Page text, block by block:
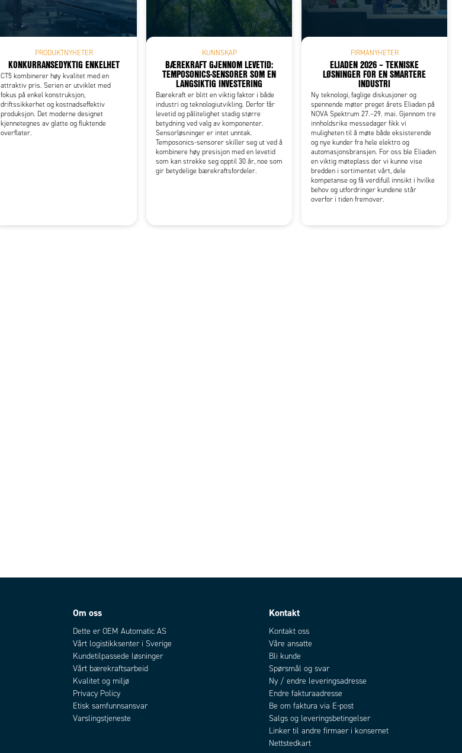
PRODUKTNYHETER
KONKURRANSEDYKTIG ENKELHET
CT5 kombinerer høy kvalitet med en
attraktiv pris. Serien er utviklet med
fokus på enkel konstruksjon,
driftssikkerhet og kostnadseffektiv
produksjon. Det moderne designet
kjennetegnes av glatte og fluktende
overflater.
KUNNSKAP
BÆREKRAFT GJENNOM LEVETID:
TEMPOSONICS-SENSORER SOM EN
LANGSIKTIG INVESTERING
Bærekraft er blitt en viktig faktor i både
industri og teknologiutvikling. Derfor får
levetid og pålitelighet stadig større
betydning ved valg av komponenter.
Sensorløsninger er intet unntak.
Temposonics-sensorer skiller seg ut ved å
kombinere høy presisjon med en levetid
som kan strekke seg opptil 30 år, noe som
gir betydelige bærekraftsfordeler.
FIRMANYHETER
ELIADEN 2026 – TEKNISKE
LØSNINGER FOR EN SMARTERE
INDUSTRI
Ny teknologi, faglige diskusjoner og
spennende møter preget årets Eliaden på
NOVA Spektrum 27.–29. mai. Gjennom tre
innholdsrike messedager fikk vi
muligheten til å møte både eksisterende
og nye kunder fra hele elektro og
automasjonsbransjen. For oss ble Eliaden
en viktig møteplass der vi kunne vise
bredden i sortimentet vårt, dele
kompetanse og få verdifull innsikt i hvilke
behov og utfordringer kundene står
overfor i tiden fremover.
Om oss
Dette er OEM Automatic AS
Vårt logistikksenter i Sverige
Kundetilpassede løsninger
Vårt bærekraftsarbeid
Kvalitet og miljø
Privacy Policy
Etisk samfunnsansvar
Varslingstjeneste
Kontakt
Kontakt oss
Våre ansatte
Bli kunde
Spørsmål og svar
Ny / endre leveringsadresse
Endre fakturaadresse
Be om faktura via E-post
Salgs og leveringsbetingelser
Linker til andre firmaer i konsernet
Nettstedkart